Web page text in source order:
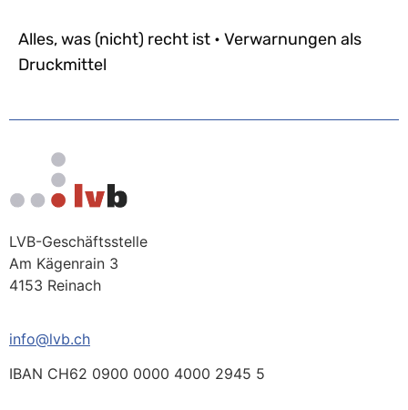
Alles, was (nicht) recht ist • Verwarnungen als
Druckmittel
LVB-Geschäftsstelle
Am Kägenrain 3
4153 Reinach
info@lvb.ch
IBAN CH62 0900 0000 4000 2945 5